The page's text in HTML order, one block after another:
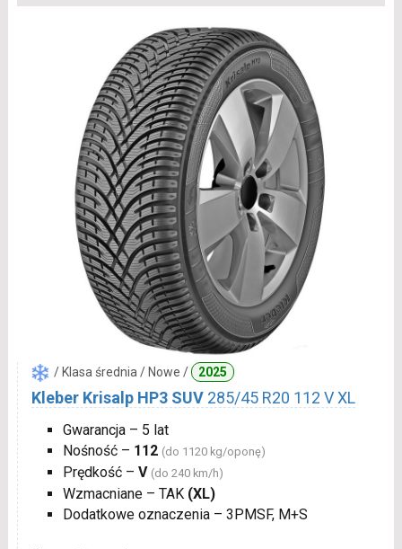
/ Klasa średnia / Nowe / 2025
Kleber Krisalp HP3 SUV 285/45 R20 112 V XL
Gwarancja – 5 lat
Nośność – 112 (do 1120 kg/oponę)
Prędkość – V (do 240 km/h)
Wzmacniane – TAK (XL)
Dodatkowe oznaczenia – 3PMSF, M+S